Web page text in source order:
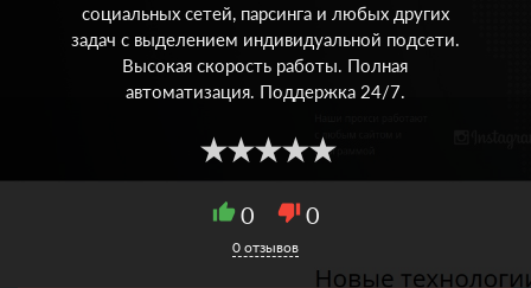
социальных сетей, парсинга и любых других
задач с выделением индивидуальной подсети.
Высокая скорость работы. Полная
автоматизация. Поддержка 24/7.
thumb_up 0 thumb_down 0
0 отзывов